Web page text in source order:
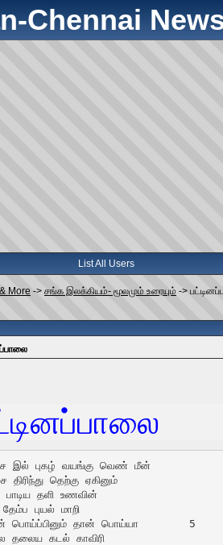
Chennai
List All Users
More -> சங்க இலக்கியம்- மூலமும் உரையும் ->
இல் புகழ் வயங்கு வெண் மீன்
திரிந்து தெற்கு ஏகினும்
தளி உணவின்
தேம்ப புயல் மாறி
பொய்ப்பினும் தான் பொய்யா	5
தலைய கடல் காவிரி